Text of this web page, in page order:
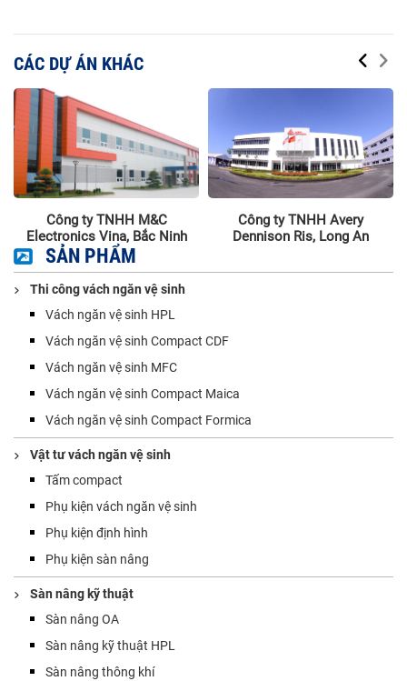
CÁC DỰ ÁN KHÁC
Công ty TNHH M&C
Electronics Vina, Bắc Ninh
Công ty TNHH Avery
Dennison Ris, Long An
SẢN PHẨM
Thi công vách ngăn vệ sinh
Vách ngăn vệ sinh HPL
Vách ngăn vệ sinh Compact CDF
Vách ngăn vệ sinh MFC
Vách ngăn vệ sinh Compact Maica
Vách ngăn vệ sinh Compact Formica
Vật tư vách ngăn vệ sinh
Tấm compact
Phụ kiện vách ngăn vệ sinh
Phụ kiện định hình
Phụ kiện sàn nâng
Sàn nâng kỹ thuật
Sàn nâng OA
Sàn nâng kỹ thuật HPL
Sàn nâng thông khí